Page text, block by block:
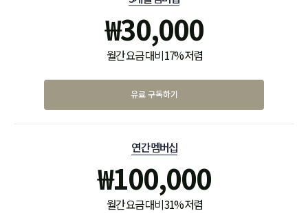
₩30,000
월간 요금 대비 17% 저렴
유료 구독하기
연간 멤버십
₩100,000
월간 요금 대비 31% 저렴